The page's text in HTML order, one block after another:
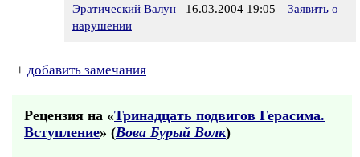
Эратический Валун 16.03.2004 19:05
Заявить о
нарушении
+ добавить замечания
Рецензия на «Тринадцать подвигов Герасима.
Вступление» (Вова Бурый Волк)